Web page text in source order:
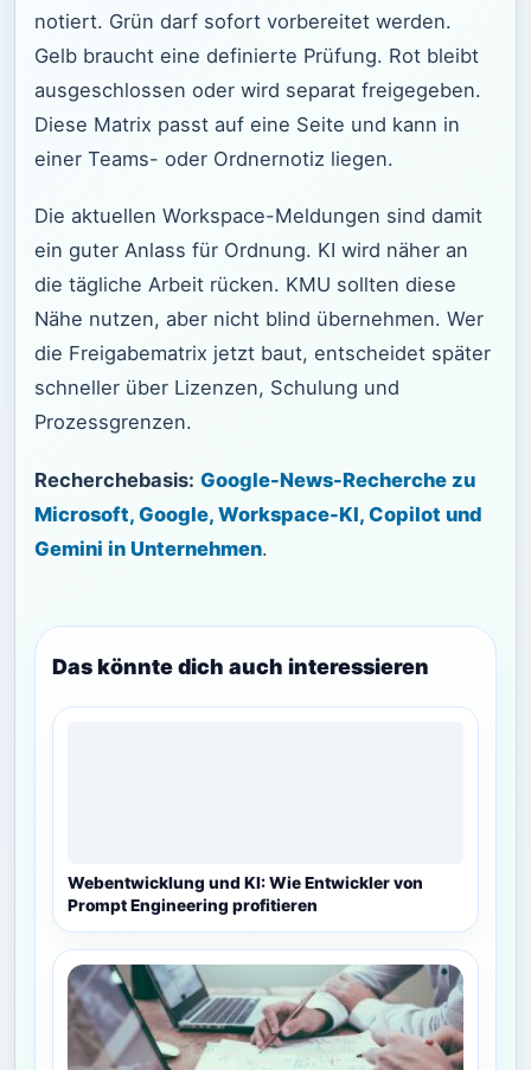
notiert. Grün darf sofort vorbereitet werden.
Gelb braucht eine definierte Prüfung. Rot bleibt
ausgeschlossen oder wird separat freigegeben.
Diese Matrix passt auf eine Seite und kann in
einer Teams- oder Ordnernotiz liegen.
Die aktuellen Workspace-Meldungen sind damit
ein guter Anlass für Ordnung. KI wird näher an
die tägliche Arbeit rücken. KMU sollten diese
Nähe nutzen, aber nicht blind übernehmen. Wer
die Freigabematrix jetzt baut, entscheidet später
schneller über Lizenzen, Schulung und
Prozessgrenzen.
Recherchebasis: Google-News-Recherche zu
Microsoft, Google, Workspace-KI, Copilot und
Gemini in Unternehmen.
Das könnte dich auch interessieren
Webentwicklung und KI: Wie Entwickler von
Prompt Engineering profitieren